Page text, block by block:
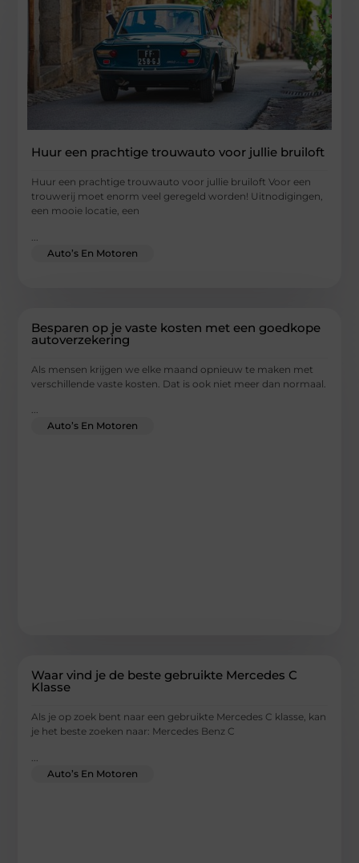
Huur een prachtige trouwauto voor jullie bruiloft
Huur een prachtige trouwauto voor jullie bruiloft Voor een
trouwerij moet enorm veel geregeld worden! Uitnodigingen,
een mooie locatie, een
Auto’s En Motoren
Besparen op je vaste kosten met een goedkope
autoverzekering
Als mensen krijgen we elke maand opnieuw te maken met
verschillende vaste kosten. Dat is ook niet meer dan normaal.
...
Auto’s En Motoren
Waar vind je de beste gebruikte Mercedes C
Klasse
Als je op zoek bent naar een gebruikte Mercedes C klasse, kan
je het beste zoeken naar: Mercedes Benz C
Auto’s En Motoren